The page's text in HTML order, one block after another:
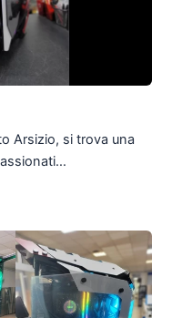
Arsizio, si trova una